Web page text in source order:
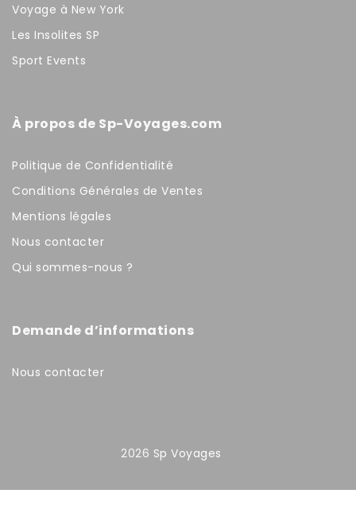
Voyage à New York
Les Insolites SP
Sport Events
À propos de Sp-Voyages.com
Politique de Confidentialité
Conditions Générales de Ventes
Mentions légales
Nous contacter
Qui sommes-nous ?
Demande d’informations
Nous contacter
2026 Sp Voyages